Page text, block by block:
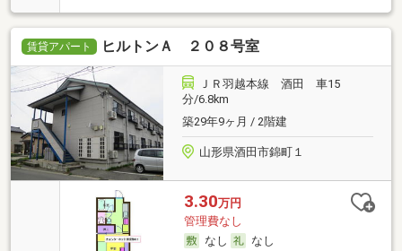
賃貸アパート ヒルトンＡ ２０８号室
ＪＲ羽越本線 酒田 車15
分/6.8km
築29年9ヶ月 / 2階建
山形県酒田市錦町１
3.30万円
管理費なし
なし
なし